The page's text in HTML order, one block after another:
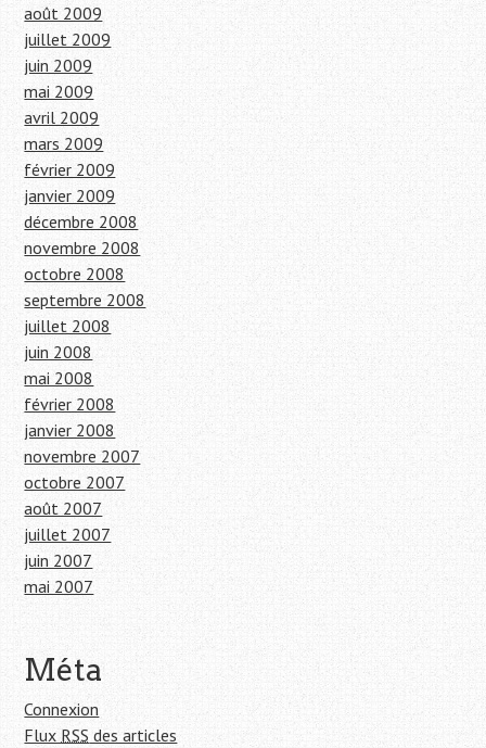
août 2009
juillet 2009
juin 2009
mai 2009
avril 2009
mars 2009
février 2009
janvier 2009
décembre 2008
novembre 2008
octobre 2008
septembre 2008
juillet 2008
juin 2008
mai 2008
février 2008
janvier 2008
novembre 2007
octobre 2007
août 2007
juillet 2007
juin 2007
mai 2007
Méta
Connexion
Flux RSS des articles